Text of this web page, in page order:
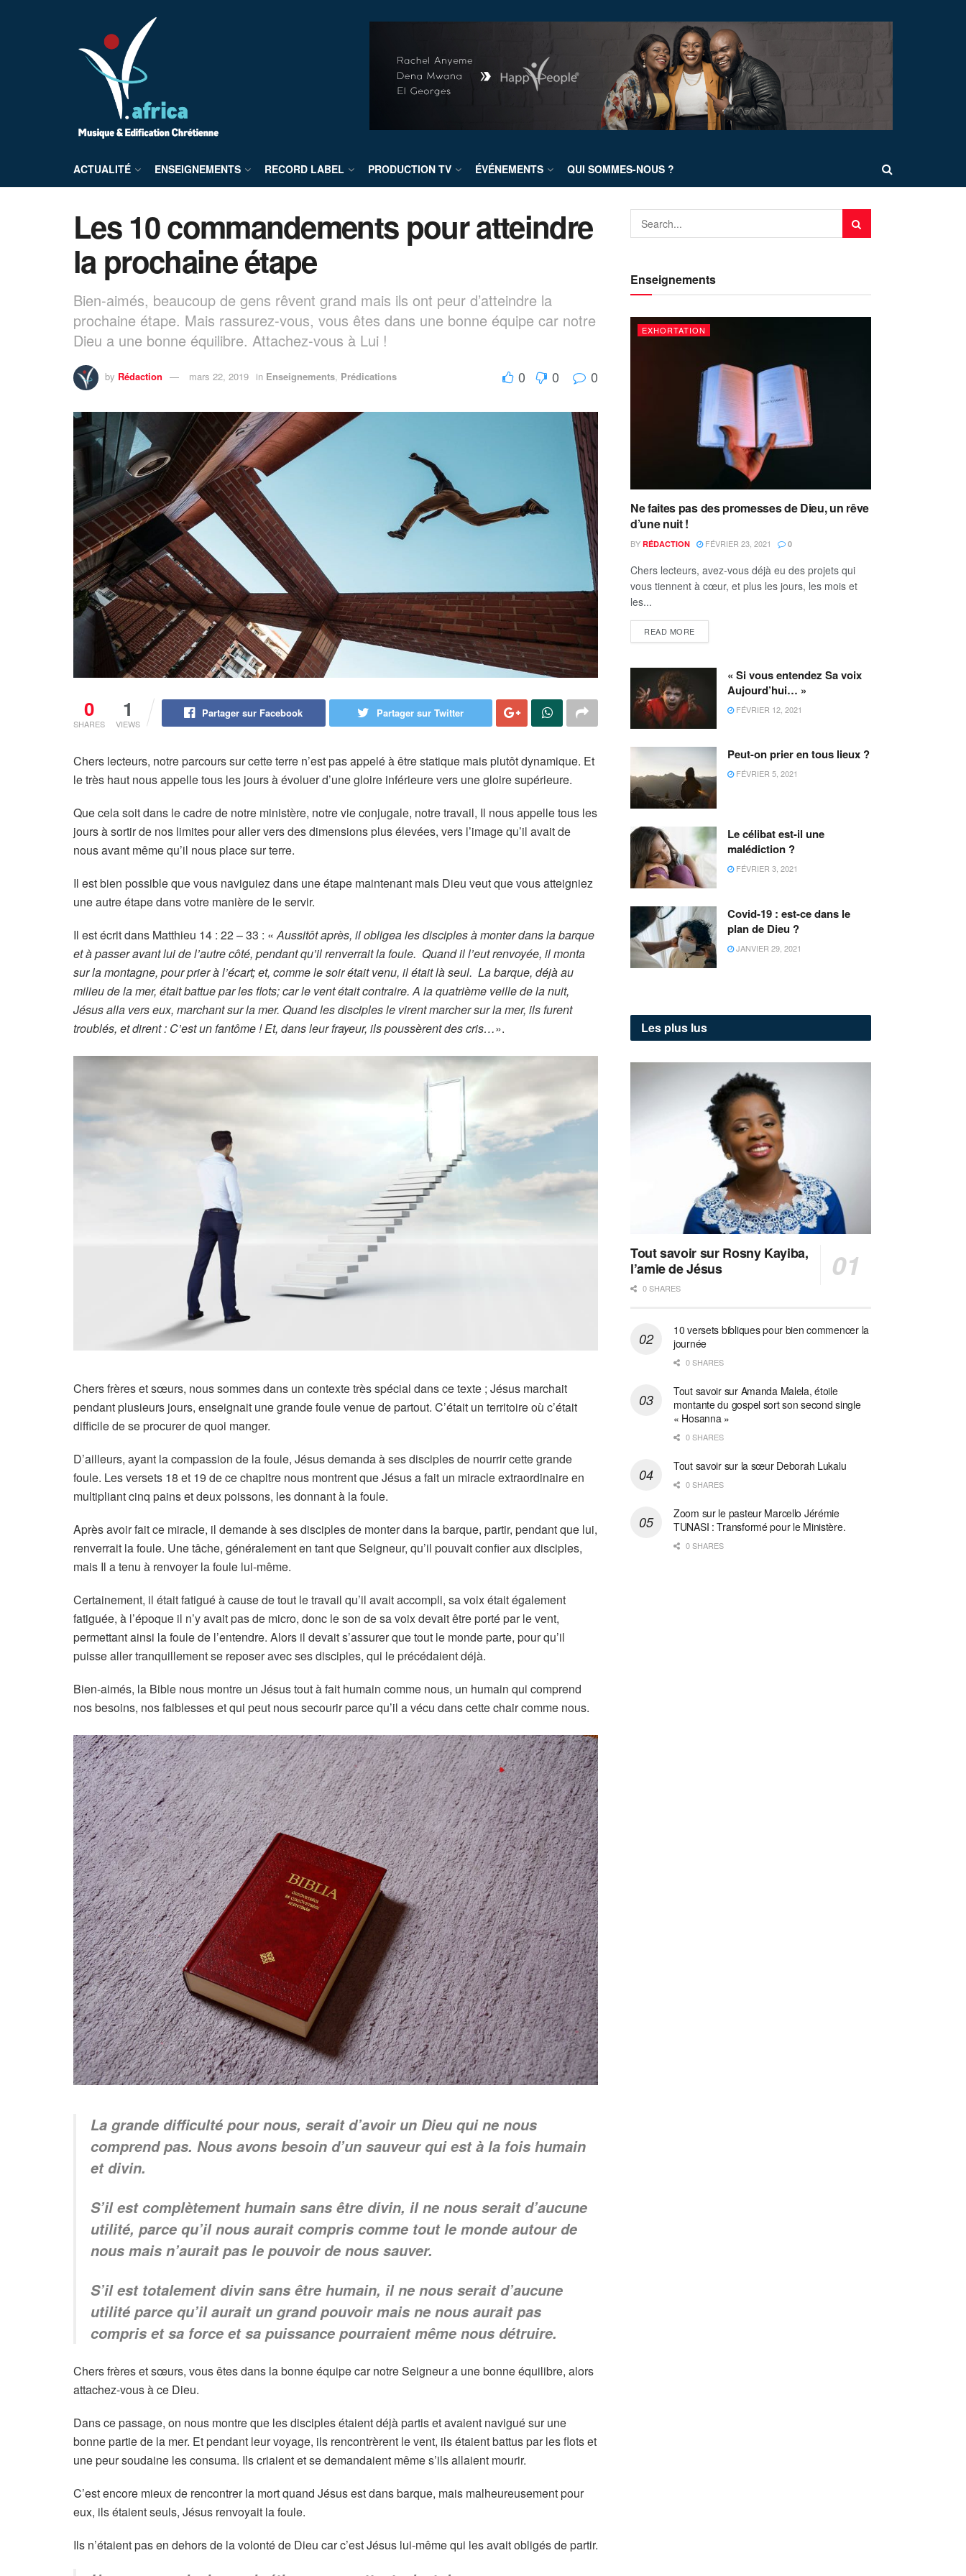
ACTUALITÉ ENSEIGNEMENTS RECORD LABEL PRODUCTION TV ÉVÉNEMENTS QUI SOMMES-NOUS ?
Les 10 commandements pour atteindre
la prochaine étape
Bien-aimés, beaucoup de gens rêvent grand mais ils ont peur d’atteindre la
prochaine étape. Mais rassurez-vous, vous êtes dans une bonne équipe car notre
Dieu a une bonne équilibre. Attachez-vous à Lui !
by Rédaction mars 22, 2019 in Enseignements, Prédications 0 0 0
0
SHARES
1
VIEWS
Partager sur Facebook Partager sur Twitter
Chers lecteurs, notre parcours sur cette terre n’est pas appelé à être statique mais plutôt dynamique. Et
le très haut nous appelle tous les jours à évoluer d’une gloire inférieure vers une gloire supérieure.
Que cela soit dans le cadre de notre ministère, notre vie conjugale, notre travail, Il nous appelle tous les
jours à sortir de nos limites pour aller vers des dimensions plus élevées, vers l’image qu’il avait de
nous avant même qu’il nous place sur terre.
Il est bien possible que vous naviguiez dans une étape maintenant mais Dieu veut que vous atteigniez
une autre étape dans votre manière de le servir.
Il est écrit dans Matthieu 14 : 22 – 33 : «Aussitôt après, il obligea les disciples à monter dans la barque
et à passer avant lui de l’autre côté, pendant qu’il renverrait la foule. Quand il l’eut renvoyée, il monta
sur la montagne, pour prier à l’écart; et, comme le soir était venu, il était là seul. La barque, déjà au
milieu de la mer, était battue par les flots; car le vent était contraire. A la quatrième veille de la nuit,
Jésus alla vers eux, marchant sur la mer. Quand les disciples le virent marcher sur la mer, ils furent
troublés, et dirent : C’est un fantôme ! Et, dans leur frayeur, ils poussèrent des cris…».
Chers frères et sœurs, nous sommes dans un contexte très spécial dans ce texte ; Jésus marchait
pendant plusieurs jours, enseignait une grande foule venue de partout. C’était un territoire où c’était
difficile de se procurer de quoi manger.
D’ailleurs, ayant la compassion de la foule, Jésus demanda à ses disciples de nourrir cette grande
foule. Les versets 18 et 19 de ce chapitre nous montrent que Jésus a fait un miracle extraordinaire en
multipliant cinq pains et deux poissons, les donnant à la foule.
Après avoir fait ce miracle, il demande à ses disciples de monter dans la barque, partir, pendant que lui,
renverrait la foule. Une tâche, généralement en tant que Seigneur, qu’il pouvait confier aux disciples,
mais Il a tenu à renvoyer la foule lui-même.
Certainement, il était fatigué à cause de tout le travail qu’il avait accompli, sa voix était également
fatiguée, à l’époque il n’y avait pas de micro, donc le son de sa voix devait être porté par le vent,
permettant ainsi la foule de l’entendre. Alors il devait s’assurer que tout le monde parte, pour qu’il
puisse aller tranquillement se reposer avec ses disciples, qui le précédaient déjà.
Bien-aimés, la Bible nous montre un Jésus tout à fait humain comme nous, un humain qui comprend
nos besoins, nos faiblesses et qui peut nous secourir parce qu’il a vécu dans cette chair comme nous.
La grande difficulté pour nous, serait d’avoir un Dieu qui ne nous
comprend pas. Nous avons besoin d’un sauveur qui est à la fois humain
et divin.
S’il est complètement humain sans être divin, il ne nous serait d’aucune
utilité, parce qu’il nous aurait compris comme tout le monde autour de
nous mais n’aurait pas le pouvoir de nous sauver.
S’il est totalement divin sans être humain, il ne nous serait d’aucune
utilité parce qu’il aurait un grand pouvoir mais ne nous aurait pas
compris et sa force et sa puissance pourraient même nous détruire.
Chers frères et sœurs, vous êtes dans la bonne équipe car notre Seigneur a une bonne équilibre, alors
attachez-vous à ce Dieu.
Dans ce passage, on nous montre que les disciples étaient déjà partis et avaient navigué sur une
bonne partie de la mer. Et pendant leur voyage, ils rencontrèrent le vent, ils étaient battus par les flots et
une peur soudaine les consuma. Ils criaient et se demandaient même s’ils allaient mourir.
C’est encore mieux de rencontrer la mort quand Jésus est dans barque, mais malheureusement pour
eux, ils étaient seuls, Jésus renvoyait la foule.
Ils n’étaient pas en dehors de la volonté de Dieu car c’est Jésus lui-même qui les avait obligés de partir.
Enseignements
EXHORTATION
Ne faites pas des promesses de Dieu, un rêve
d’une nuit !
BY RÉDACTION FÉVRIER 23, 2021 0
Chers lecteurs, avez-vous déjà eu des projets qui
vous tiennent à cœur, et plus les jours, les mois et
les...
READ MORE
« Si vous entendez Sa voix
Aujourd’hui… »
FÉVRIER 12, 2021
Peut-on prier en tous lieux ?
FÉVRIER 5, 2021
Le célibat est-il une
malédiction ?
FÉVRIER 3, 2021
Covid-19 : est-ce dans le
plan de Dieu ?
JANVIER 29, 2021
Les plus lus
Tout savoir sur Rosny Kayiba,
l’amie de Jésus
0 SHARES
10 versets bibliques pour bien commencer la
journée
0 SHARES
Tout savoir sur Amanda Malela, étoile
montante du gospel sort son second single
« Hosanna »
0 SHARES
Tout savoir sur la sœur Deborah Lukalu
0 SHARES
Zoom sur le pasteur Marcello Jérémie
TUNASI : Transformé pour le Ministère.
0 SHARES